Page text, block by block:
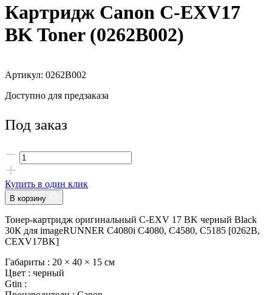
Картридж Canon C-EXV17
BK Toner (0262B002)
Артикул: 0262B002
Доступно для предзаказа
Под заказ
Купить в один клик
В корзину
Тонер-картридж оригинальный C-EXV 17 BK черный Black
30К для imageRUNNER C4080i C4080, C4580, C5185 [0262B,
CEXV17BK]
Габариты : 20 × 40 × 15 см
Цвет : черный
Gtin :